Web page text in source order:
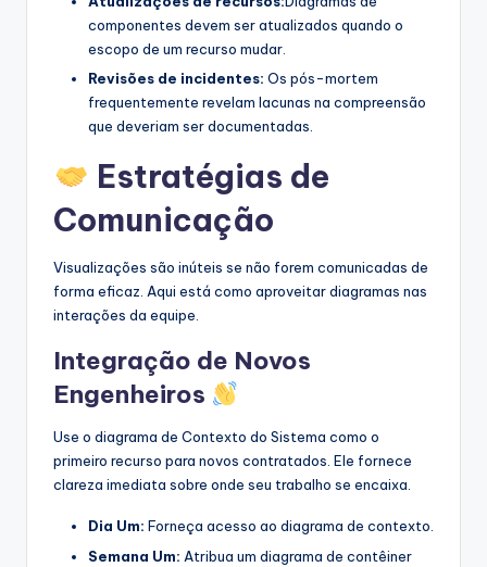
componentes devem ser atualizados quando o
escopo de um recurso mudar.
Revisões de incidentes: Os pós-mortem
frequentemente revelam lacunas na compreensão
que deveriam ser documentadas.
Estratégias de
Comunicação
Visualizações são inúteis se não forem comunicadas de
forma eficaz. Aqui está como aproveitar diagramas nas
interações da equipe.
Integração de Novos
Engenheiros
Use o diagrama de Contexto do Sistema como o
primeiro recurso para novos contratados. Ele fornece
clareza imediata sobre onde seu trabalho se encaixa.
Dia Um: Forneça acesso ao diagrama de contexto.
Semana Um: Atribua um diagrama de contêiner